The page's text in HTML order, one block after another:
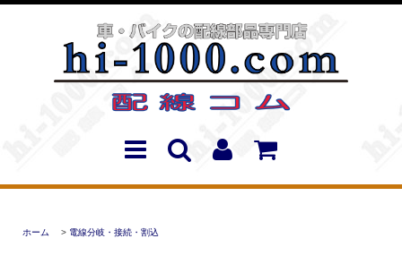
ホーム > 電線分岐・接続・割込